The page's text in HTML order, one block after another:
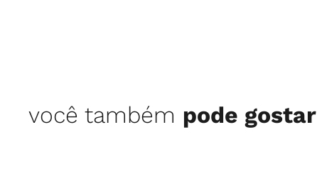
você também pode gostar